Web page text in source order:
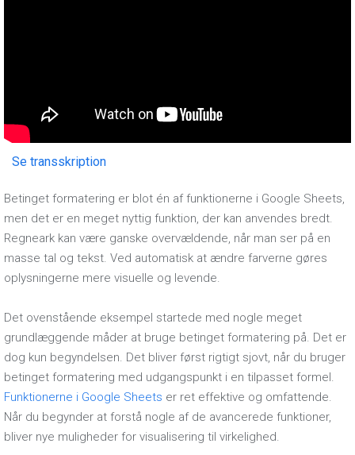
Se transskription
Betinget formatering er blot én af funktionerne i Google Sheets,
men det er en meget nyttig funktion, der kan anvendes bredt.
Regneark kan være ganske overvældende, når man ser på en
masse tal og tekst. Ved automatisk at ændre farverne gøres
oplysningerne mere visuelle og levende.
Det ovenstående eksempel startede med nogle meget
grundlæggende måder at bruge betinget formatering på. Det er
dog kun begyndelsen. Det bliver først rigtigt sjovt, når du bruger
betinget formatering med udgangspunkt i en tilpasset formel.
Funktionerne i Google Sheets er ret effektive og omfattende.
Når du begynder at forstå nogle af de avancerede funktioner,
bliver nye muligheder for visualisering til virkelighed.